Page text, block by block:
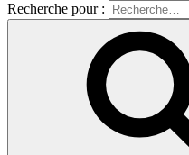
Recherche pour :